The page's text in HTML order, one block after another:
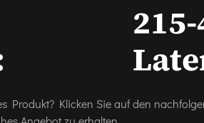
Produkt? Klicken Sie auf den